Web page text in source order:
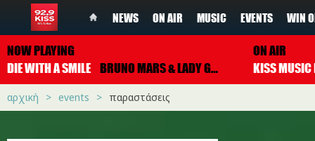
NEWS ON AIR MUSIC EVENTS WIN
NOW PLAYING
DIE WITH A SMILE BRUNO MARS & LADY GAGA
ON AIR
αρχική events παραστάσεις